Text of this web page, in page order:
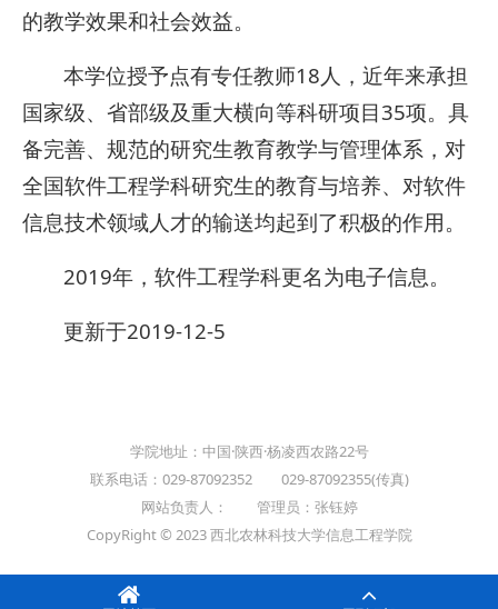
的教学效果和社会效益。
本学位授予点有专任教师18人，近年来承担
国家级、省部级及重大横向等科研项目35项。具
备完善、规范的研究生教育教学与管理体系，对
全国软件工程学科研究生的教育与培养、对软件
信息技术领域人才的输送均起到了积极的作用。
2019年，软件工程学科更名为电子信息。
更新于2019-12-5
学院地址：中国·陕西·杨凌西农路22号
联系电话：029-87092352 029-87092355(传真)
网站负责人： 管理员：张钰婷
CopyRight © 2023 西北农林科技大学信息工程学院